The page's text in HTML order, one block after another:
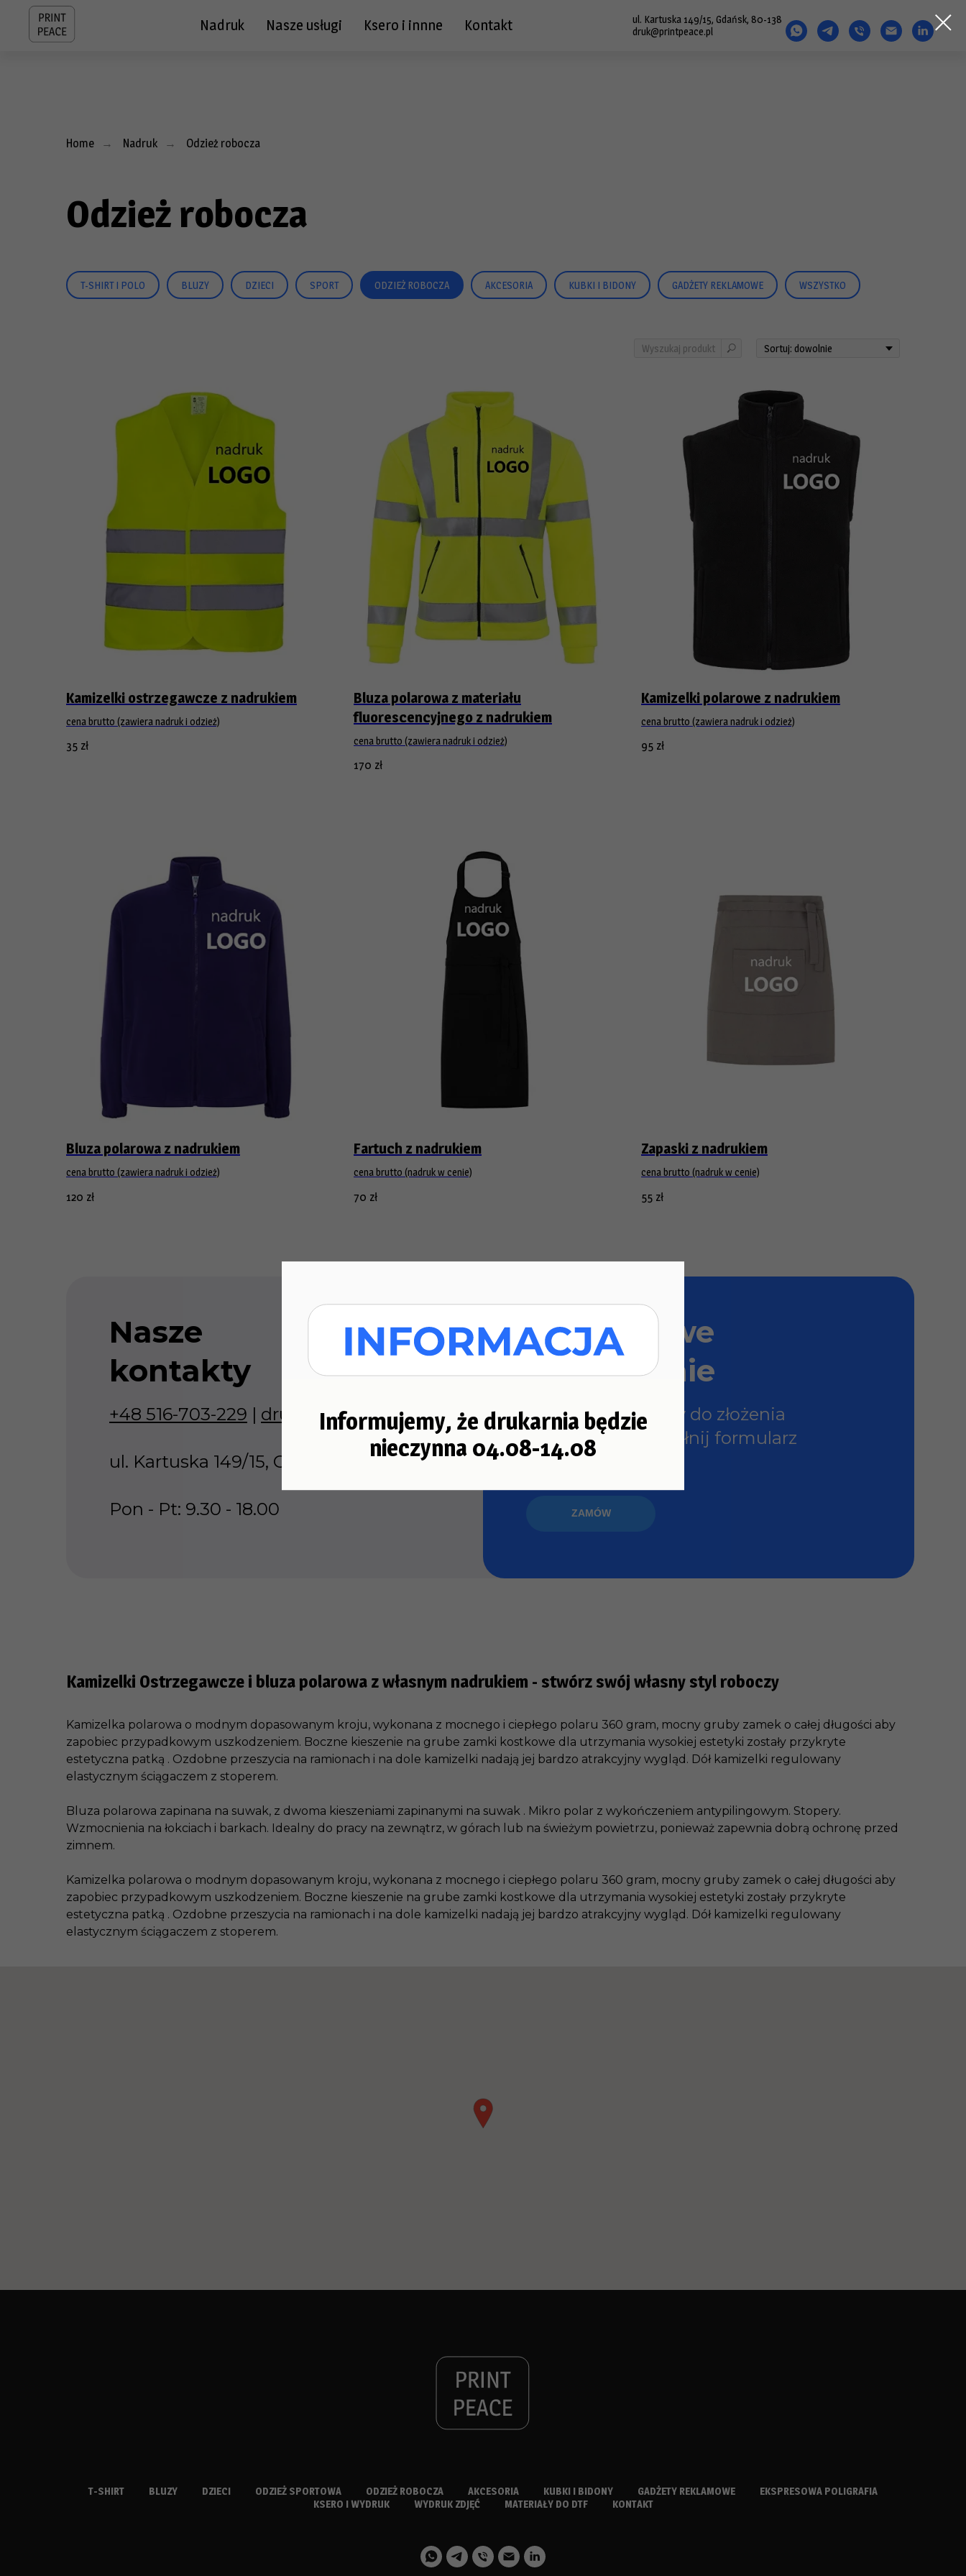
Nadruk Nasze usługi Ksero i innne Kontakt
ul. Kartuska 149/15, Gdańsk, 80-138
druk@printpeace.pl
Informujemy, że drukarnia będzie
nieczynna 04.08-14.08
Home → Nadruk → Odzież robocza
Odzież robocza
T-SHIRT I POLO BLUZY DZIECI SPORT ODZIEŻ ROBOCZA AKCESORIA KUBKI I BIDONY GADŻETY REKLAMOWE WSZYSTKO
Kamizelki ostrzegawcze z nadrukiem
cena brutto (zawiera nadruk i odzież)
35 zł
Bluza polarowa z materiału
fluorescencyjnego z nadrukiem
cena brutto (zawiera nadruk i odzież)
170 zł
Kamizelki polarowe z nadrukiem
cena brutto (zawiera nadruk i odzież)
95 zł
Bluza polarowa z nadrukiem
cena brutto (zawiera nadruk i odzież)
120 zł
Fartuch z nadrukiem
cena brutto (nadruk w cenie)
70 zł
Zapaski z nadrukiem
cena brutto (nadruk w cenie)
55 zł
ZAMÓW
Ekspresowe
zamówienie
Jeśli jesteś gotowy do złożenia
zamówienia, wypełnij formularz
kontaktu
Nasze
kontakty
+48 516-703-229 | druk@printpeace.pl
ul. Kartuska 149/15, Gdańsk, 80-138
Pon - Pt: 9.30 - 18.00
Kamizelki Ostrzegawcze i bluza polarowa z własnym nadrukiem - stwórz swój własny styl roboczy
Kamizelka polarowa o modnym dopasowanym kroju, wykonana z mocnego i ciepłego polaru 360 gram, mocny gruby zamek o całej długości aby
zapobiec przypadkowym uszkodzeniem. Boczne kieszenie na grube zamki kostkowe dla utrzymania wysokiej estetyki zostały przykryte
estetyczna patką . Ozdobne przeszycia na ramionach i na dole kamizelki nadają jej bardzo atrakcyjny wygląd. Dół kamizelki regulowany
elastycznym ściągaczem z stoperem.
Bluza polarowa zapinana na suwak, z dwoma kieszeniami zapinanymi na suwak . Mikro polar z wykończeniem antypilingowym. Stopery.
Wzmocnienia na łokciach i barkach. Idealny do pracy na zewnątrz, w górach lub na świeżym powietrzu, ponieważ zapewnia dobrą ochronę przed
zimnem.
Kamizelka polarowa o modnym dopasowanym kroju, wykonana z mocnego i ciepłego polaru 360 gram, mocny gruby zamek o całej długości aby
zapobiec przypadkowym uszkodzeniem. Boczne kieszenie na grube zamki kostkowe dla utrzymania wysokiej estetyki zostały przykryte
estetyczna patką . Ozdobne przeszycia na ramionach i na dole kamizelki nadają jej bardzo atrakcyjny wygląd. Dół kamizelki regulowany
elastycznym ściągaczem z stoperem.
T-SHIRT BLUZY DZIECI ODZIEŻ SPORTOWA ODZIEŻ ROBOCZA AKCESORIA KUBKI I BIDONY GADŻETY REKLAMOWE
EKSPRESOWA POLIGRAFIA
KSERO I WYDRUK
WYDRUK ZDJĘĆ MATERIAŁY DO DTF KONTAKT